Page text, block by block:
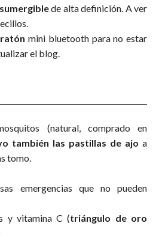
de alta definición. A ver
mini bluetooth para no estar
el blog.
(natural, comprado en
también las pastillas de ajo a
tomo.
emergencias que no pueden
y vitamina C (triángulo de oro